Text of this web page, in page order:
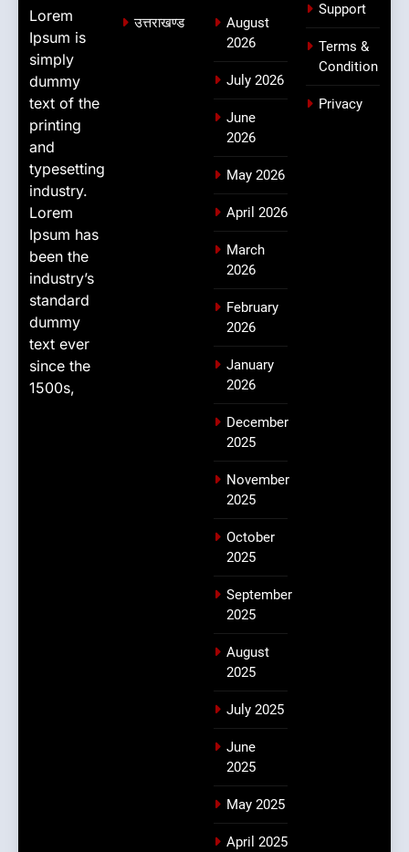
Lorem
Ipsum is
simply
dummy
text of the
printing
and
typesetting
industry.
Lorem
Ipsum has
been the
industry’s
standard
dummy
text ever
since the
1500s,
उत्तराखण्ड
August
2026
July 2026
June
2026
May 2026
April 2026
March
2026
February
2026
January
2026
December
2025
November
2025
October
2025
September
2025
August
2025
July 2025
June
2025
May 2025
April 2025
Support
Terms &
Condition
Privacy